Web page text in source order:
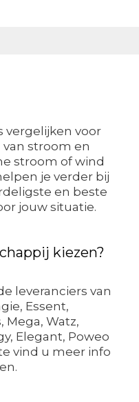
vergelijken voor
stroom en
stroom of wind
je verder bij
en beste
jouw situatie.
kiezen?
leveranciers van
Essent,
Mega, Watz,
Elegant, Poweo
vind u meer info